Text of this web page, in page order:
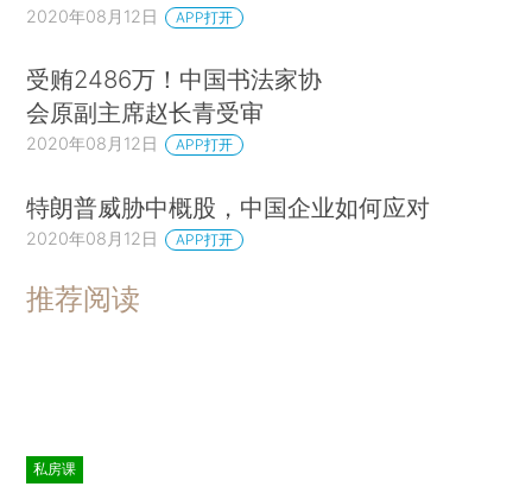
2020年08月12日 APP打开
受贿2486万！中国书法家协
会原副主席赵长青受审
2020年08月12日 APP打开
特朗普威胁中概股，中国企业如何应对
2020年08月12日 APP打开
推荐阅读
私房课